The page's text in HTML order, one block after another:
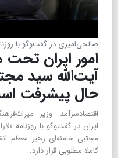
صالحی‌امیری در گفت‌وگو با
امور ایران
آیت‌الله سید
حال پیشرفت
اقتصادسرآمد- وزیر
ایران در گفت‌وگو با روزنامه
مجتبی خامنه‌ای رهبر معظم
کاملا مطلوبی قرار دارد.